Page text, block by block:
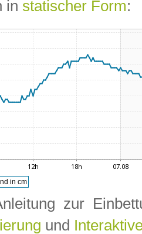
in statischer Form:
zur
und